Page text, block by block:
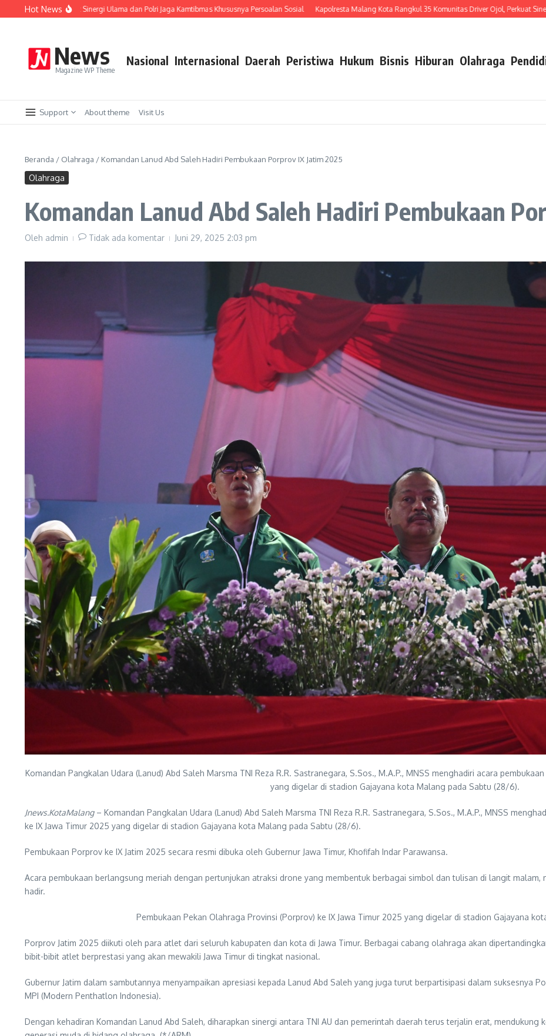
Lewati ke konten
Hot News
Perkuat Sinergi Ulama dan Polri Jaga Kamtibmas Khususnya Persoalan Sosial Kapolresta Malang Kota Rangkul 35 Komunitas Driver Ojol, Perkuat Sinergi Jaga
News
Magazine WP Theme
Nasional Internasional Daerah Peristiwa Hukum Bisnis Hiburan Olahraga
Support About theme Visit Us
Beranda / Olahraga / Komandan Lanud Abd Saleh Hadiri Pembukaan Porprov IX Jatim 2025
Olahraga
Komandan Lanud Abd Saleh Hadiri Pembukaan
Oleh admin Tidak ada komentar Juni 29, 2025 2:03 pm
Komandan Pangkalan Udara (Lanud) Abd Saleh Marsma TNI Reza R.R. Sastranegara, S.Sos., M.A.P., MNSS menghadiri acara
yang digelar di stadion Gajayana kota Malang pada Sabtu (28/6).
Jnews.KotaMalang– Komandan Pangkalan Udara (Lanud) Abd Saleh Marsma TNI Reza R.R. Sastranegara, S.Sos., M.A.P., MNSS
ke IX Jawa Timur 2025 yang digelar di stadion Gajayana kota Malang pada Sabtu (28/6).
Pembukaan Porprov ke IX Jatim 2025 secara resmi dibuka oleh Gubernur Jawa Timur, Khofifah Indar Parawansa.
Acara pembukaan berlangsung meriah dengan pertunjukan atraksi drone yang membentuk berbagai simbol dan tulisan di langit
hadir.
Pembukaan Pekan Olahraga Provinsi (Porprov) ke IX Jawa Timur 2025 yang digelar di stadion Gajayana
Porprov Jatim 2025 diikuti oleh para atlet dari seluruh kabupaten dan kota di Jawa Timur. Berbagai cabang olahraga akan
bibit-bibit atlet berprestasi yang akan mewakili Jawa Timur di tingkat nasional.
Gubernur Jatim dalam sambutannya menyampaikan apresiasi kepada Lanud Abd Saleh yang juga turut berpartisipasi dalam suksesnya
MPI (Modern Penthatlon Indonesia).
Dengan kehadiran Komandan Lanud Abd Saleh, diharapkan sinergi antara TNI AU dan pemerintah daerah terus terjalin erat,